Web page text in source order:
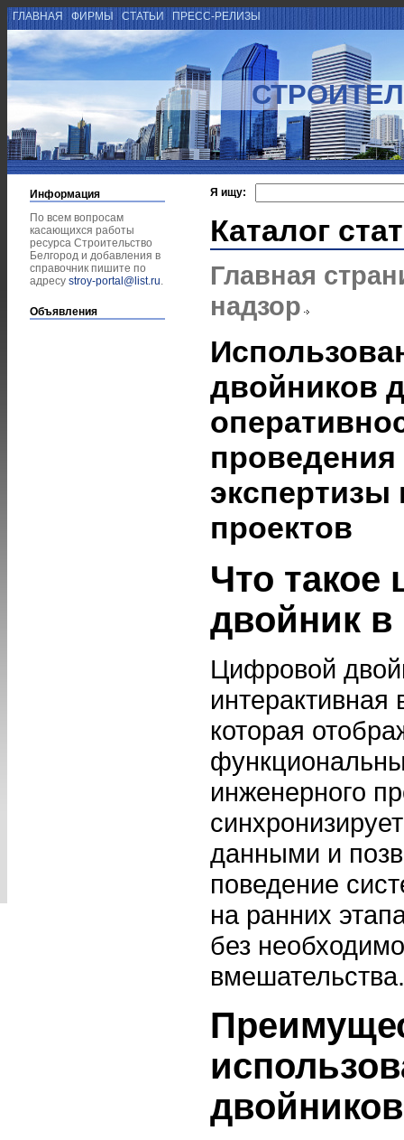
ГЛАВНАЯ ФИРМЫ СТАТЬИ ПРЕСС-РЕЛИЗЫ
Информация
По всем вопросам
касающихся работы
ресурса Строительство
Белгород и добавления в
справочник пишите по
адресу stroy-portal@list.ru.
Объявления
Я ищу:
Каталог
Главная
надзор
двойников
проектов
Что
двойник в
Цифровой
интерактивная
которая
инженерного
данными и
поведение
на ранних
без
вмешательства.